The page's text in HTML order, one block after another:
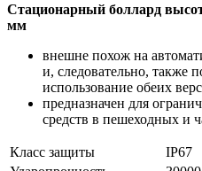
Стационарный боллард
мм
внешне похож на
и, следовательно, также
использование обеих
предназначен для
средств в пешеходных и
Класс защиты
IP67